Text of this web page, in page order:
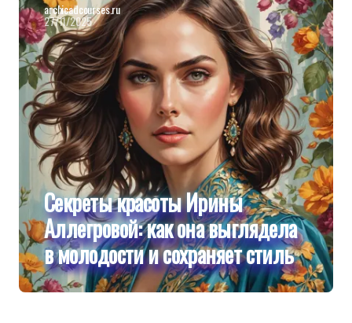
archicadcourses.ru
27/11/2025
Секреты красоты Ирины
Аллегровой: как она выглядела
в молодости и сохраняет стиль